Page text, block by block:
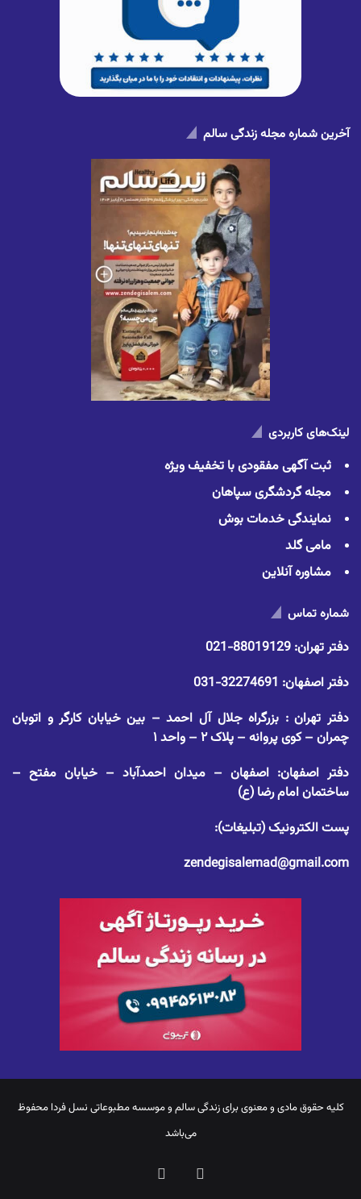
آخرین شماره مجله زندگی سالم
لینک‌های کاربردی
ثبت آگهی مفقودی با تخفیف ویژه
مجله گردشگری سپاهان
نمایندگی خدمات بوش
مامی گلد
مشاوره آنلاین
شماره تماس
دفتر تهران: 88019129-021
دفتر اصفهان: 32274691-031
دفتر تهران : بزرگراه جلال آل احمد – بین خیابان کارگر و اتوبان
چمران – کوی پروانه – پلاک ۲ – واحد ۱
دفتر اصفهان: اصفهان – میدان احمدآباد – خیابان مفتح –
ساختمان امام رضا (ع)
پست الکترونیک (تبلیغات):
zendegisalemad@gmail.com
کلیه حقوق مادی و معنوی برایزندگی سالم و موسسه مطبوعاتی نسل فردا محفوظ
می‌باشد
یوتیوب